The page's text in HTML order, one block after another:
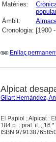
Matèries:
Àmbit:
Cronologia: [1900
Enllaç
Alpicat
Gilart Hernàndez,
El Papiol ; Alpicat :
184 p. : pral. il. ; 16 *
ISBN